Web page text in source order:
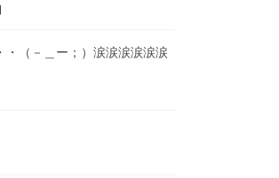
・（－＿ー；）涙涙涙涙涙涙